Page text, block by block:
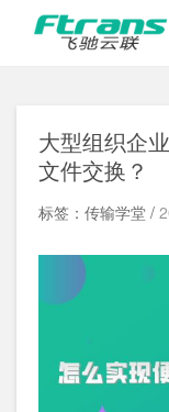
大型组织企
文件交换？
标签：传输学堂 /